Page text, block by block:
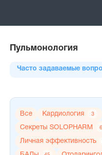
Пульмонология
Часто задаваемые
Все Кардиология 3
Секреты SOLOPHARM 6
Личная эффективность